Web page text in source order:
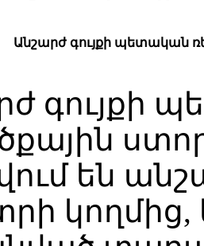
Անշարժ գույքի պետական
գույքի
են